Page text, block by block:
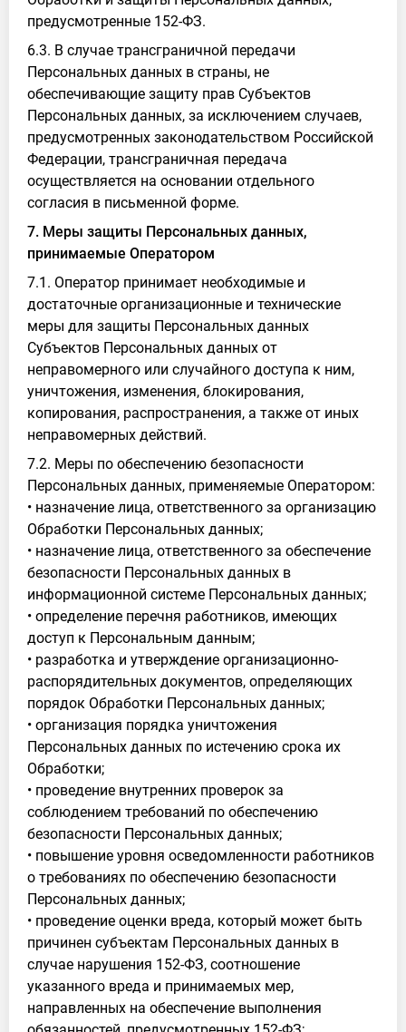
предусмотренные 152-ФЗ.
6.3. В случае трансграничной передачи
Персональных данных в страны, не
обеспечивающие защиту прав Субъектов
Персональных данных, за исключением случаев,
предусмотренных законодательством Российской
Федерации, трансграничная передача
осуществляется на основании отдельного
согласия в письменной форме.
7. Меры защиты Персональных данных,
принимаемые Оператором
7.1. Оператор принимает необходимые и
достаточные организационные и технические
меры для защиты Персональных данных
Субъектов Персональных данных от
неправомерного или случайного доступа к ним,
уничтожения, изменения, блокирования,
копирования, распространения, а также от иных
неправомерных действий.
7.2. Меры по обеспечению безопасности
Персональных данных, применяемые Оператором:
• назначение лица, ответственного за организацию
Обработки Персональных данных;
• назначение лица, ответственного за обеспечение
безопасности Персональных данных в
информационной системе Персональных данных;
• определение перечня работников, имеющих
доступ к Персональным данным;
• разработка и утверждение организационно-
распорядительных документов, определяющих
порядок Обработки Персональных данных;
• организация порядка уничтожения
Персональных данных по истечению срока их
Обработки;
• проведение внутренних проверок за
соблюдением требований по обеспечению
безопасности Персональных данных;
• повышение уровня осведомленности работников
о требованиях по обеспечению безопасности
Персональных данных;
• проведение оценки вреда, который может быть
причинен субъектам Персональных данных в
случае нарушения 152-ФЗ, соотношение
указанного вреда и принимаемых мер,
направленных на обеспечение выполнения